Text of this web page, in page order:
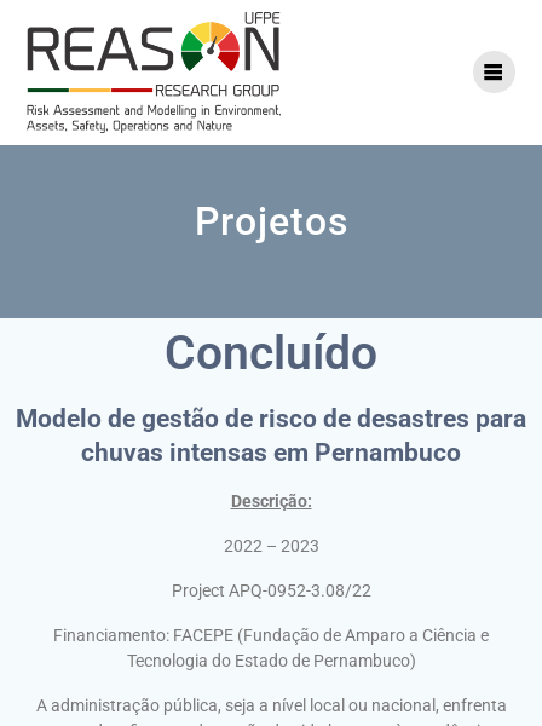
Projetos
Concluído
Modelo de gestão de risco de desastres para
chuvas intensas em Pernambuco
Descrição:
2022 – 2023
Project APQ-0952-3.08/22
Financiamento: FACEPE (Fundação de Amparo a Ciência e
Tecnologia do Estado de Pernambuco)
A administração pública, seja a nível local ou nacional, enfrenta